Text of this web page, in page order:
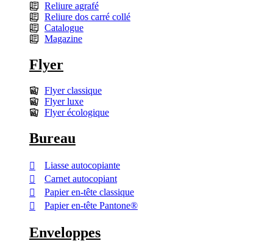
Reliure agrafé
Reliure dos carré collé
Catalogue
Magazine
Flyer
Flyer classique
Flyer luxe
Flyer écologique
Bureau
Liasse autocopiante
Carnet autocopiant
Papier en-tête classique
Papier en-tête Pantone®
Enveloppes